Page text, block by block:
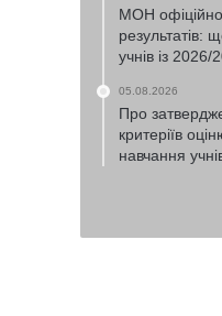
МОН офіційно
результатів:
учнів із
05.08.2026
Про
критеріїв
навчання